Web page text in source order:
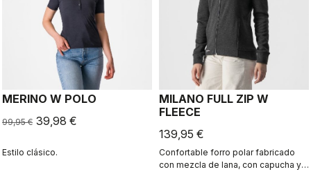
MERINO W POLO
99,95 € 39,98 €
Estilo clásico.
MILANO FULL ZIP W
FLEECE
139,95 €
Confortable forro polar fabricado
con mezcla de lana, con capucha y